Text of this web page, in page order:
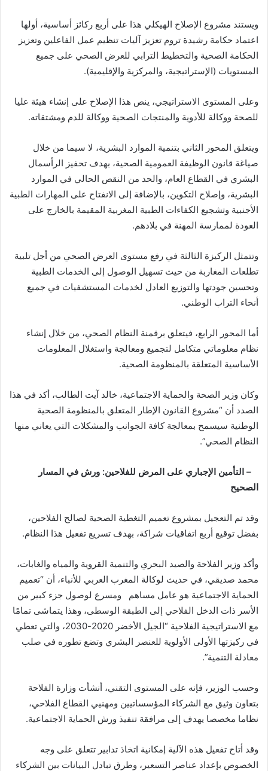
ويستند مشروع الإصلاح الهيكلي هذا على أربع ركائز أساسية، أولها
اعتماد حكامة رشيدة تروم تعزيز آليات تنظيم عمل الفاعلين وتعزيز
الحكامة الصحية والتخطيط الترابي للعرض الصحي على جميع
المستويات (الإستراتيجية، والمركزية والإقليمية).
وعلى المستوى الاستراتيجي، ينص هذا الإصلاح على إنشاء هيئة عليا
للصحة ووكالة للأدوية والمنتجات الصحية ووكالة للدم ومشتقاته.
ويتعلق المحور الثاني بتنمية الموارد البشرية، لا سيما من خلال
صياغة قانون الوظيفة العمومية الصحية، بهدف تحفيز الرأسمال
البشري في القطاع العام، والحد من النقص الحالي في الموارد
البشرية، وإصلاح التكوين، بالإضافة إلى الانفتاح على المهارات الطبية
الأجنبية وتشجيع الكفاءات الطبية المغربية المقيمة بالخارج على
العودة لممارسة المهنة في بلادهم.
وتتمثل الركيزة الثالثة في رفع مستوى العرض الصحي من أجل تلبية
تطلعات المغاربة من حيث تسهيل الوصول إلى الخدمات الطبية
وتحسين جودتها والتوزيع العادل لخدمات المستشفيات في جميع
أنحاء التراب الوطني.
أما المحور الرابع، فيتعلق برقمنة النظام الصحي، من خلال إنشاء
نظام معلوماتي متكامل لتجميع ومعالجة واستغلال المعلومات
الأساسية المتعلقة بالمنظومة الصحية.
وكان وزير الصحة والحماية الاجتماعية، خالد آيت الطالب، أكد في هذا
الصدد أن “مشروع القانون الإطار المتعلق بالمنظومة الصحية
الوطنية سيسمح بمعالجة كافة الجوانب والمشكلات التي يعاني منها
النظام الصحي”.
– التأمين الإجباري على المرض للفلاحين: ورش في المسار
الصحيح
وقد تم التعجيل بمشروع تعميم التغطية الصحية لصالح الفلاحين،
بفضل توقيع أربع اتفاقيات شراكة، بهدف تسريع تفعيل هذا النظام.
وأكد وزير الفلاحة والصيد البحري والتنمية القروية والمياه والغابات،
محمد صديقي، في حديث لوكالة المغرب العربي للأنباء، أن “تعميم
الحماية الاجتماعية هو عامل مساهم ومسرع لوصول جزء كبير من
الأسر ذات الدخل الفلاحي إلى الطبقة الوسطى، وهذا يتماشى تمامًا
مع الاستراتيجية الفلاحية “الجيل الأخضر 2020-2030، والتي تعطي
في ركيزتها الأولى الأولوية للعنصر البشري وتضع تطوره في صلب
معادلة التنمية”.
وحسب الوزير، فإنه على المستوى التقني، أنشأت وزارة الفلاحة
بتعاون وثيق مع الشركاء المؤسساتيين ومهنيي القطاع الفلاحي،
نظاما مخصصا يهدف إلى مرافقة تنفيذ ورش الحماية الاجتماعية.
وقد أتاح تفعيل هذه الآلية إمكانية اتخاذ تدابير تتعلق على وجه
الخصوص بإعداد عناصر التسعير، وطرق تبادل البيانات بين الشركاء